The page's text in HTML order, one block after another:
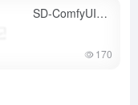
SD-ComfyUI【秋叶整合包合集】
170